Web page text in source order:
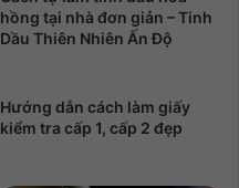
hồng tại nhà đơn giản – Tinh
Dầu Thiên Nhiên Ấn Độ
Hướng dẫn cách làm giấy
kiểm tra cấp 1, cấp 2 đẹp